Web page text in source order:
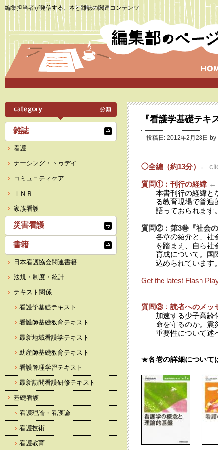
編集担当者が発信する、本と雑誌の関連コンテンツ
『看護学基礎テ
投稿日: 2012年2月28日 by
◯全編（約13分） ←
質問①：刊行の経緯←
本書刊行の経緯と
る教育現場で普遍
語っておられます
質問②：第3巻『社会
各章の紹介と、社
を踏まえ、自ら社
育成について。国
込められています
Get the latest Flash
質問③：読者へのメッ
加速する少子高齢
命を守るのか。震
重要性について述
★各巻の詳細について
雑誌
看護
ナーシング・トゥデイ
コミュニティケア
ＩＮＲ
家族看護
災害看護
書籍
日本看護協会関連書籍
法規・制度・統計
テキスト関係
看護学基礎テキスト
看護師基礎教育テキスト
最新地域看護学テキスト
助産師基礎教育テキスト
看護管理学習テキスト
最新訪問看護研修テキスト
基礎看護
看護理論・看護論
看護技術
看護教育